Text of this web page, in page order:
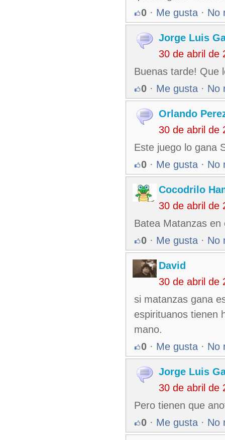
0 · Me gusta · No
Jorge Luis
30 de abril de
Buenas tarde! Que
0 · Me gusta · No
Orlando
30 de abril de
Este juego lo gana
0 · Me gusta · No
Cocodrilo
30 de abril de
Batea Matanzas en
0 · Me gusta · No
David
30 de abril de
si matanzas gana
espirituanos tienen
mano.
0 · Me gusta · No
Jorge Luis
30 de abril de
Pero tienen que
0 · Me gusta · No